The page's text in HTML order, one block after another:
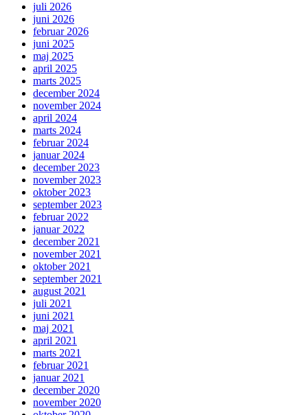
juli 2026
juni 2026
februar 2026
juni 2025
maj 2025
april 2025
marts 2025
december 2024
november 2024
april 2024
marts 2024
februar 2024
januar 2024
december 2023
november 2023
oktober 2023
september 2023
februar 2022
januar 2022
december 2021
november 2021
oktober 2021
september 2021
august 2021
juli 2021
juni 2021
maj 2021
april 2021
marts 2021
februar 2021
januar 2021
december 2020
november 2020